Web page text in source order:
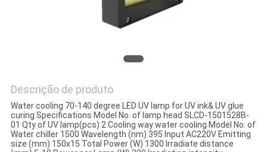
Descrição de produto
Water cooling 70-140 degree LED UV lamp for UV ink& UV glue
curing Specifications Model No. of lamp head SLCD-1501528B-
01 Qty of UV lamp(pcs) 2 Cooling way water cooling Model No. of
Water chiller 1500 Wavelength (nm) 395 Input AC220V Emitting
size (mm) 150x15 Total Power (W) 1300 Irradiate distance